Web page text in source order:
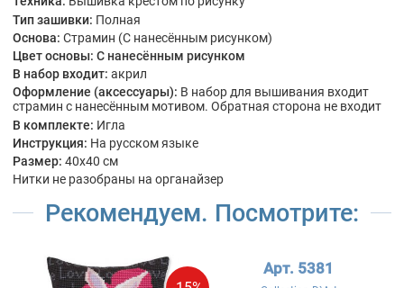
Тип зашивки: Полная
Основа: Страмин (С нанесённым рисунком)
Цвет основы: С нанесённым рисунком
В набор входит: акрил
Оформление (аксессуары): В набор для вышивания входит
страмин с нанесённым мотивом. Обратная сторона не входит
В комплекте: Игла
Инструкция: На русском языке
Размер: 40x40 см
Нитки не разобраны на органайзер
Рекомендуем. Посмотрите:
Арт. 5381